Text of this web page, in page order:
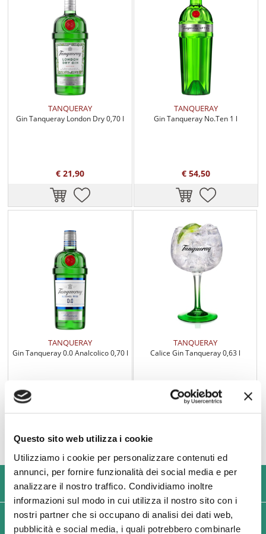
Questo sito web utilizza i cookie
Utilizziamo i cookie per personalizzare contenuti ed
annunci, per fornire funzionalità dei social media e per
analizzare il nostro traffico. Condividiamo inoltre
informazioni sul modo in cui utilizza il nostro sito con i
nostri partner che si occupano di analisi dei dati web,
pubblicità e social media, i quali potrebbero combinarle
TANQUERAY
Gin Tanqueray London Dry 0,70 l
€ 21,90
TANQUERAY
Gin Tanqueray No.Ten 1 l
€ 54,50
TANQUERAY
Gin Tanqueray 0.0 Analcolico 0,70 l
TANQUERAY
Calice Gin Tanqueray 0,63 l
€ 8,90
USIAMO SOLO IMBALLAGGI RESISTENTI ED ECOLOGICI
SPEDIZIONI VELOCI IN 24/48/72 ORE (GIORNI